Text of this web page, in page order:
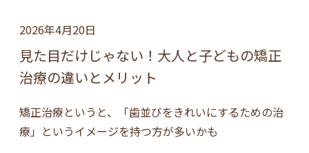
2026年4月20日
見た目だけじゃない！大人と子どもの矯正
治療の違いとメリット
矯正治療というと、「歯並びをきれいにするための治
療」というイメージを持つ方が多いかも